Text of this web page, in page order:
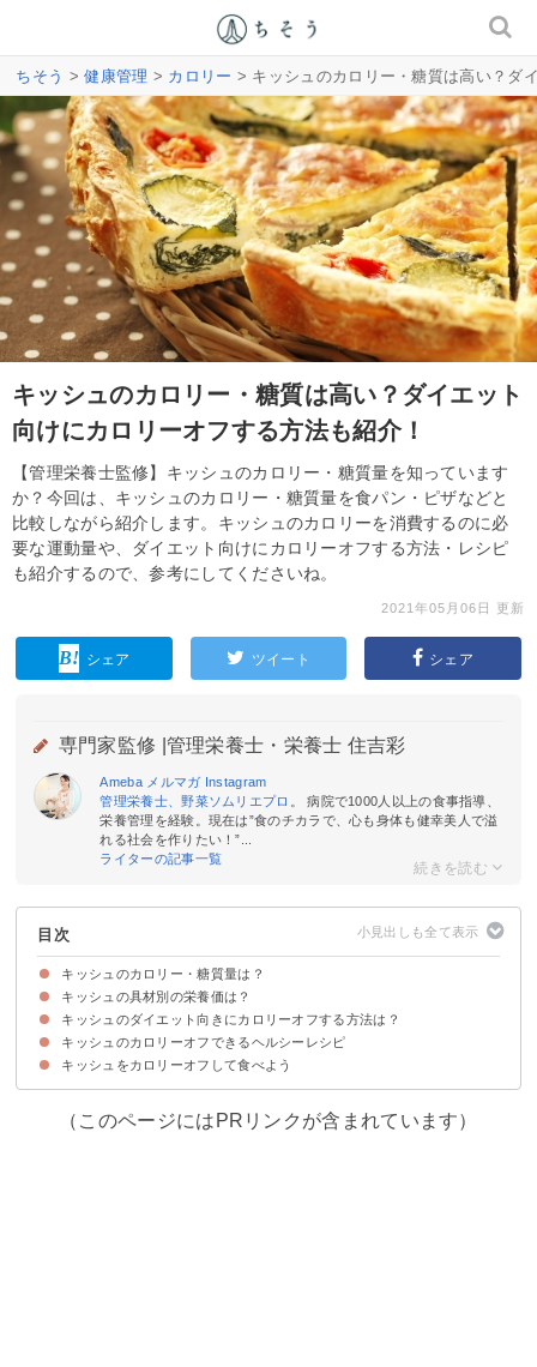
ちそう >健康管理 > カロリー > キッシュのカロリー・糖質は高い？ダ
キッシュのカロリー・糖質は高い？ダイエット
向けにカロリーオフする方法も紹介！
【管理栄養士監修】キッシュのカロリー・糖質量を知っています
か？今回は、キッシュのカロリー・糖質量を食パン・ピザなどと
比較しながら紹介します。キッシュのカロリーを消費するのに必
要な運動量や、ダイエット向けにカロリーオフする方法・レシピ
も紹介するので、参考にしてくださいね。
2021年05月06日 更新
シェア ツイート シェア
専門家監修 | 管理栄養士・栄養士 住吉彩
Ameba メルマガ Instagram
管理栄養士、野菜ソムリエプロ
。 病院で1000人以上の食事指導、
栄養管理を経験。現在は”食のチカラで、心も身体も健幸美人で溢
れる社会を作りたい！”...
ライターの記事一覧
目次
キッシュのカロリー・糖質量は？
キッシュ（1枚・1切れ）のカロリー・糖質量
キッシュのカロリー・糖質量を他の食品と比較
キッシュのカロリー消費に必要な運動量
キッシュの具材別の栄養価は？
①ほうれん草
②チーズ
③ベーコン
④たまねぎ
キッシュのダイエット向きにカロリーオフする方法は？
①生クリーム・バターを牛乳に変更する
②野菜などを多めに入れる
③パイの部分を薄くする
④具材を豆腐でかさ増しする
キッシュのカロリーオフできるヘルシーレシピ
①豆腐のキッシュ
②たっぷり野菜のキッシュ
③おからキッシュ
キッシュをカロリーオフして食べよう
（このページにはPRリンクが含まれています）